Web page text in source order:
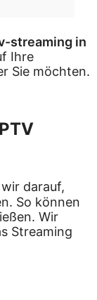
streaming in
Ihre
Sie möchten.
darauf,
So können
Wir
Streaming